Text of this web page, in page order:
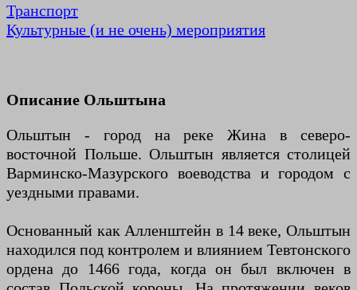
Транспорт
Культурные (и не очень) мероприятия
Описание Ольштына
Ольштын - город на реке Жина в северо-
восточной Польше. Ольштын является столицей
Варминско-Мазурского воеводства и городом с
уездными правами.
Основанный как Алленштейн в 14 веке, Ольштын
находился под контролем и влиянием Тевтонского
ордена до 1466 года, когда он был включен в